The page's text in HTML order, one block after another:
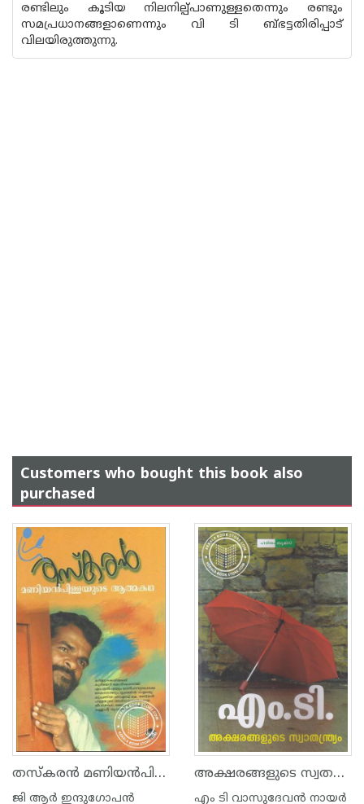
രണ്ടിലും കൂടിയ നിലനില്പ്പാണുള്ളതെന്നും രണ്ടും
സമപ്രധാനങ്ങളാണെന്നും വി ടി ബ്ഭട്ടതിരിപ്പാട്
വിലയിരുത്തുന്നു.
Customers who bought this book also
purchased
തസ്കര‌ന്‍ മണിയ‌ന്‍പിളളയുടെ ആത്മകഥ
ജി ആര്‍ ഇന്ദുഗോപന്‍
അക്ഷരങ്ങളുടെ സ്വതന്ത്യ്രം
എം ടി വാസുദേവന്‍ നായര്‍